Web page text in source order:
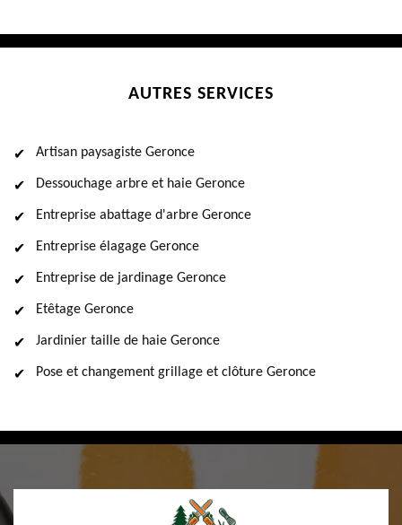
AUTRES SERVICES
Artisan paysagiste Geronce
Dessouchage arbre et haie Geronce
Entreprise abattage d'arbre Geronce
Entreprise élagage Geronce
Entreprise de jardinage Geronce
Etêtage Geronce
Jardinier taille de haie Geronce
Pose et changement grillage et clôture Geronce